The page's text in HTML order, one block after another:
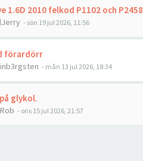
1.6D 2010 felkod P1102 och P2458
- sön 19 jul 2026, 11:56
förardörr
- mån 13 jul 2026, 18:34
glykol.
- ons 15 jul 2026, 21:57